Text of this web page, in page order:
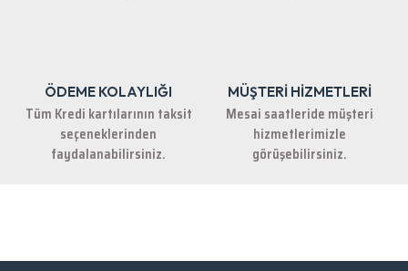
ÖDEME KOLAYLIĞI
Tüm Kredi kartılarının taksit
seçeneklerinden
faydalanabilirsiniz.
MÜŞTERİ HİZMETLERİ
Mesai saatleride müşteri
hizmetlerimizle
görüşebilirsiniz.